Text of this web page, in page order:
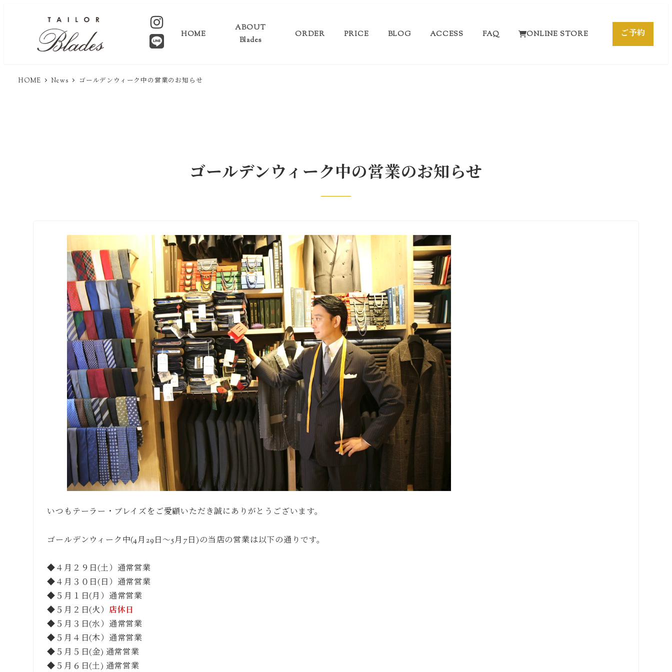
HOME
ABOUT
Blades
ORDER PRICE BLOG ACCESS FAQ ONLINE STORE ご予約
HOME News ゴールデンウィーク中の営業のお知らせ
ゴールデンウィーク中の営業のお知らせ
いつもテーラー・ブレイズをご愛顧いただき誠にありがとうございます。
ゴールデンウィーク中(4月29日〜5月7日)の当店の営業は以下の通りです。
◆４月２９日(土）通常営業
◆４月３０日(日）通常営業
◆５月１日(月）通常営業
◆５月２日(火） 店休日
◆５月３日(水）通常営業
◆５月４日(木）通常営業
◆５月５日(金) 通常営業
◆５月６日(土) 通常営業